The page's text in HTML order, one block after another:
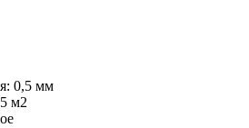
0,5 мм
м2